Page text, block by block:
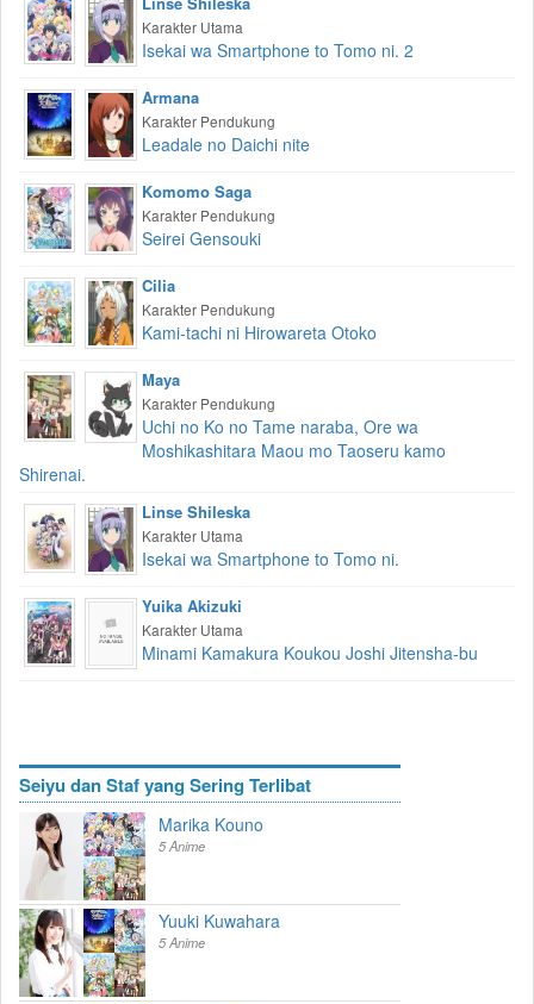
Karakter Utama
Isekai wa Smartphone to Tomo ni. 2
Armana
Karakter Pendukung
Leadale no Daichi nite
Komomo Saga
Karakter Pendukung
Seirei Gensouki
Cilia
Karakter Pendukung
Kami-tachi ni Hirowareta Otoko
Maya
Karakter Pendukung
Uchi no Ko no Tame naraba, Ore wa
Moshikashitara Maou mo Taoseru kamo
Shirenai.
Linse Shileska
Karakter Utama
Isekai wa Smartphone to Tomo ni.
Yuika Akizuki
Karakter Utama
Minami Kamakura Koukou Joshi Jitensha-bu
Seiyu dan Staf yang Sering Terlibat
Marika Kouno
5 Anime
Yuuki Kuwahara
5 Anime